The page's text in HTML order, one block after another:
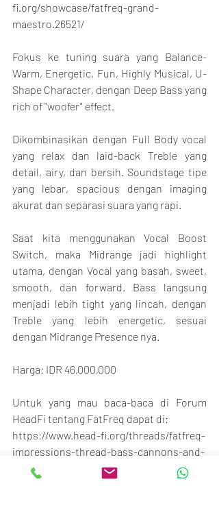
fi.org/showcase/fatfreq-grand-
maestro.26521/
Fokus ke tuning suara yang Balance-
Warm, Energetic, Fun, Highly Musical, U-
Shape Character, dengan Deep Bass yang
rich of "woofer" effect.
Dikombinasikan dengan Full Body vocal
yang relax dan laid-back Treble yang
detail, airy, dan bersih. Soundstage tipe
yang lebar, spacious dengan imaging
akurat dan separasi suara yang rapi.
Saat kita menggunakan Vocal Boost
Switch, maka Midrange jadi highlight
utama, dengan Vocal yang basah, sweet,
smooth, dan forward. Bass langsung
menjadi lebih tight yang lincah, dengan
Treble yang lebih energetic, sesuai
dengan Midrange Presence nya.
Harga: IDR 46,000,000
Untuk yang mau baca-baca di Forum
HeadFi tentang FatFreq dapat di:
https://www.head-fi.org/threads/fatfreq-
impressions-thread-bass-cannons-and-
more.964743/